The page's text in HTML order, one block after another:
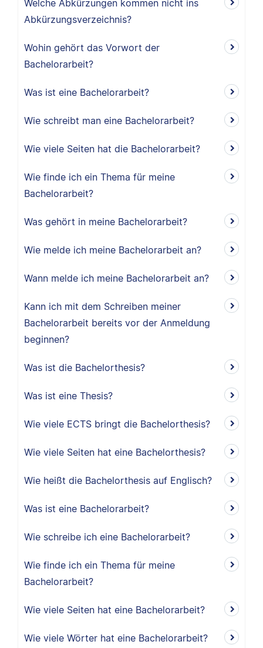
Welche Abkürzungen kommen nicht ins
Abkürzungsverzeichnis?
Wohin gehört das Vorwort der
Bachelorarbeit?
Was ist eine Bachelorarbeit?
Wie schreibt man eine Bachelorarbeit?
Wie viele Seiten hat die Bachelorarbeit?
Wie finde ich ein Thema für meine
Bachelorarbeit?
Was gehört in meine Bachelorarbeit?
Wie melde ich meine Bachelorarbeit an?
Wann melde ich meine Bachelorarbeit an?
Kann ich mit dem Schreiben meiner
Bachelorarbeit bereits vor der Anmeldung
beginnen?
Was ist die Bachelorthesis?
Was ist eine Thesis?
Wie viele ECTS bringt die Bachelorthesis?
Wie viele Seiten hat eine Bachelorthesis?
Wie heißt die Bachelorthesis auf Englisch?
Was ist eine Bachelorarbeit?
Wie schreibe ich eine Bachelorarbeit?
Wie finde ich ein Thema für meine
Bachelorarbeit?
Wie viele Seiten hat eine Bachelorarbeit?
Wie viele Wörter hat eine Bachelorarbeit?